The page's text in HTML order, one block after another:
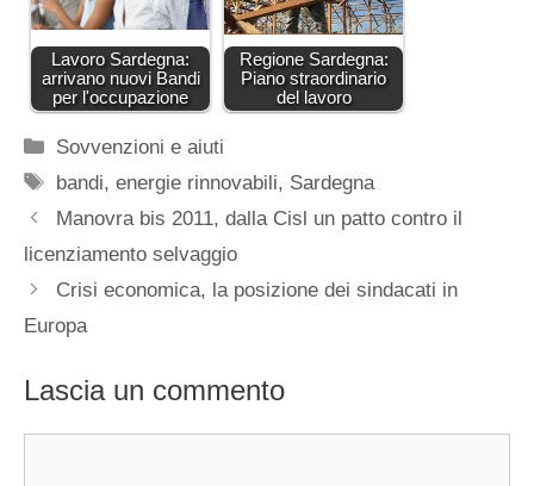
Lavoro Sardegna:
arrivano nuovi Bandi
per l'occupazione
Regione Sardegna:
Piano straordinario
del lavoro
Categorie
Sovvenzioni e aiuti
Tag
bandi,energie rinnovabili, Sardegna
Manovra bis 2011, dalla Cisl un patto contro il
licenziamento selvaggio
Crisi economica, la posizione dei sindacati in
Europa
Lascia un commento